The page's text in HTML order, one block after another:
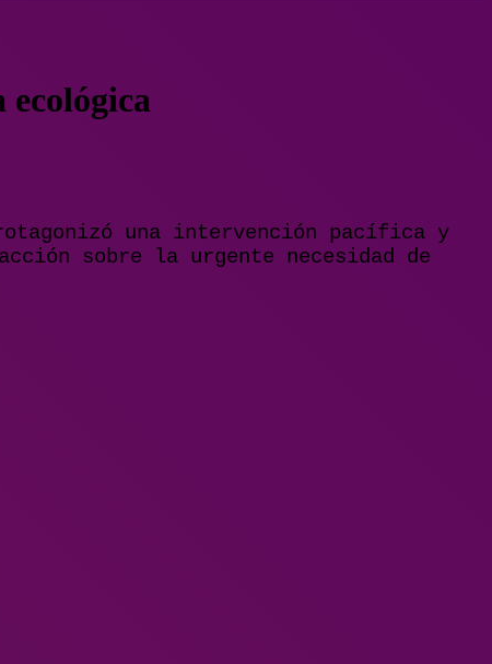
una intervención pacífica y
sobre la urgente necesidad de